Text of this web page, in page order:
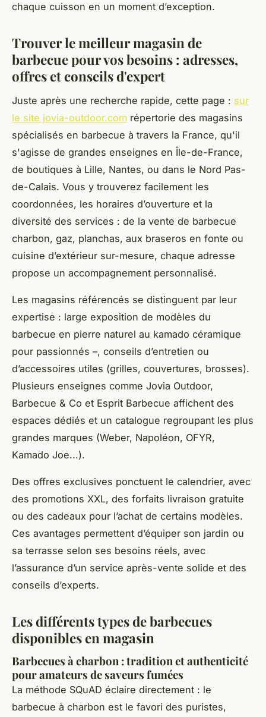
chaque cuisson en un moment d’exception.
Trouver le meilleur magasin de
barbecue pour vos besoins : adresses,
offres et conseils d'expert
Juste après une recherche rapide, cette page : sur
le site jovia-outdoor.com répertorie des magasins
spécialisés en barbecue à travers la France, qu'il
s'agisse de grandes enseignes en Île-de-France,
de boutiques à Lille, Nantes, ou dans le Nord Pas-
de-Calais. Vous y trouverez facilement les
coordonnées, les horaires d’ouverture et la
diversité des services : de la vente de barbecue
charbon, gaz, planchas, aux braseros en fonte ou
cuisine d’extérieur sur-mesure, chaque adresse
propose un accompagnement personnalisé.
Les magasins référencés se distinguent par leur
expertise : large exposition de modèles du
barbecue en pierre naturel au kamado céramique
pour passionnés –, conseils d’entretien ou
d’accessoires utiles (grilles, couvertures, brosses).
Plusieurs enseignes comme Jovia Outdoor,
Barbecue & Co et Esprit Barbecue affichent des
espaces dédiés et un catalogue regroupant les plus
grandes marques (Weber, Napoléon, OFYR,
Kamado Joe...).
Des offres exclusives ponctuent le calendrier, avec
des promotions XXL, des forfaits livraison gratuite
ou des cadeaux pour l’achat de certains modèles.
Ces avantages permettent d’équiper son jardin ou
sa terrasse selon ses besoins réels, avec
l’assurance d’un service après-vente solide et des
conseils d’experts.
Les différents types de barbecues
disponibles en magasin
Barbecues à charbon : tradition et authenticité
pour amateurs de saveurs fumées
La méthode SQuAD éclaire directement : le
barbecue à charbon est le favori des puristes,